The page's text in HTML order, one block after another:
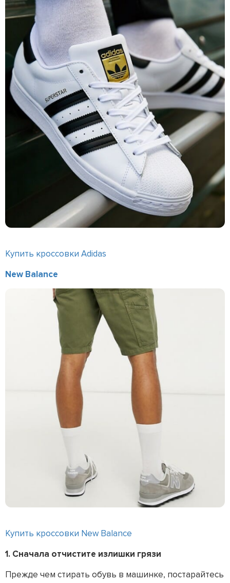
Купить кроссовки Adidas
New Balance
Купить кроссовки New Balance
1. Сначала отчистите излишки грязи
Прежде чем стирать обувь в машинке, постарайтесь